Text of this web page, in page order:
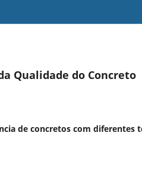
Qualidade do Concreto
de concretos com diferentes